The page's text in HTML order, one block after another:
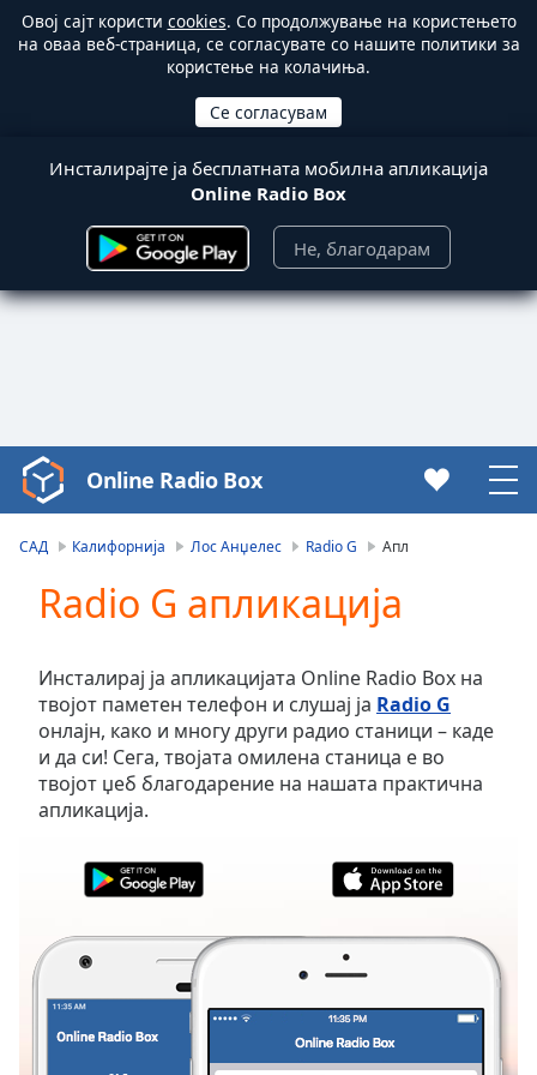
Овој сајт користи cookies. Со продолжување на користењето
на оваа веб-страница, се согласувате со нашите политики за
користење на колачиња.
Инсталирајте ја бесплатната мобилна апликација
Online Radio Box
Не, благодарам
Video
Player
Video
Skip
Backward
Skip
Forward
Mute
Current
Time0:00
Duration-:-
Stream
Type
LIVE
Seek to
currently
Online Radio Box
САД Калифорнија Лос Анџелес Radio G Апл
Radio G апликација
Инсталирај ја апликацијата Online Radio Box на
твојот паметен телефон и слушај ја Radio G
онлајн, како и многу други радио станици – каде
и да си! Сега, твојата омилена станица е во
твојот џеб благодарение на нашата практична
апликација.